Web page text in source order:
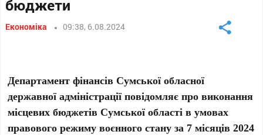
бюджети
Економіка 09:38, 6.08.2024
Департамент фінансів Сумської обласної
державної адміністрації повідомляє про виконання
місцевих бюджетів Сумської області в умовах
правового режиму воєнного стану за 7 місяців 2024